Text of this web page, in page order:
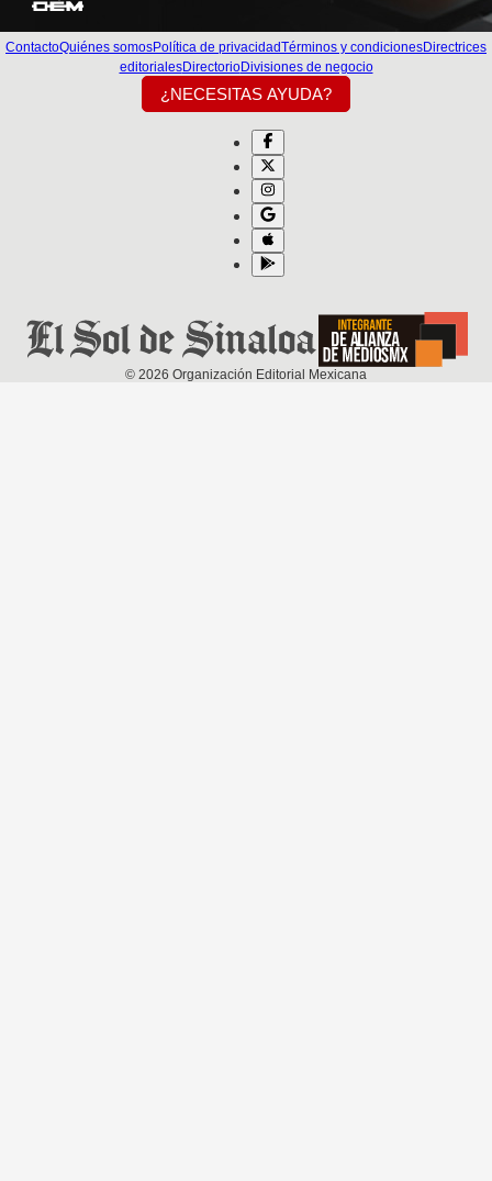
ContactoQuiénes somosPolítica de privacidadTérminos y condicionesDirectrices
editorialesDirectorioDivisiones de negocio
¿NECESITAS AYUDA?
© 2026 Organización Editorial Mexicana